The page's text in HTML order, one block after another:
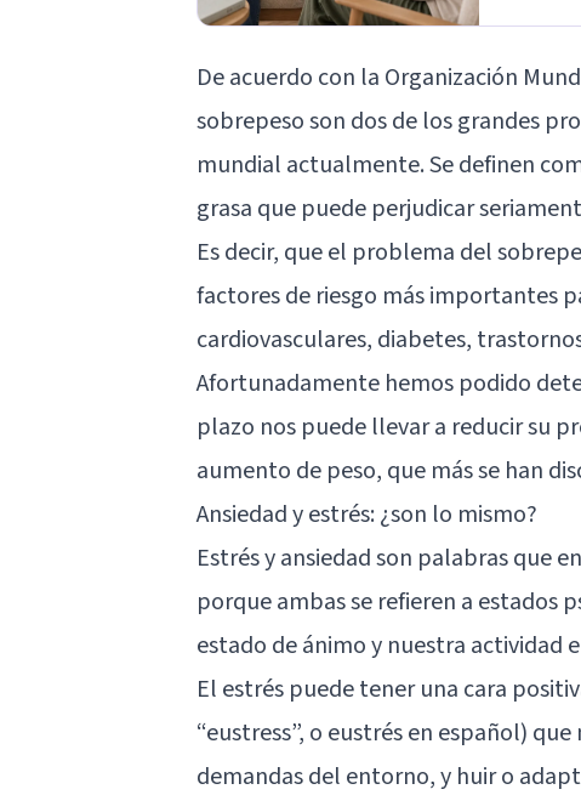
De acuerdo con la Organización
sobrepesoson dos de los grandes
mundial actualmente. Se definen
grasa que puede perjudicar
Es decir, que el problema del
factores de riesgo más importantes
cardiovasculares, diabetes,
Afortunadamente hemos podido
plazo nos puede llevar a reducir su
aumento de peso, que más se han
Ansiedad y estrés: ¿son lo mismo?
Estrés y ansiedad son palabras que
porque ambas se refieren a estados
estado de ánimo y nuestra actividad
El estrés puede tener una cara
“eustress”, o eustrésen español) que
demandas del entorno, y huir o